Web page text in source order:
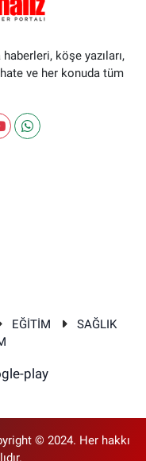
köşe yazıları,
ve her konuda tüm
EĞİTİM
SAĞLIK
© 2024. Her hakkı